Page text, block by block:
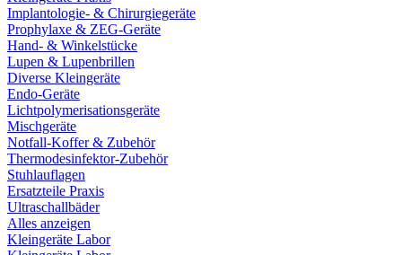
Implantologie- & Chirurgiegeräte
Prophylaxe & ZEG-Geräte
Hand- & Winkelstücke
Lupen & Lupenbrillen
Diverse Kleingeräte
Endo-Geräte
Lichtpolymerisationsgeräte
Mischgeräte
Notfall-Koffer & Zubehör
Thermodesinfektor-Zubehör
Stuhlauflagen
Ersatzteile Praxis
Ultraschallbäder
Alles anzeigen
Kleingeräte Labor